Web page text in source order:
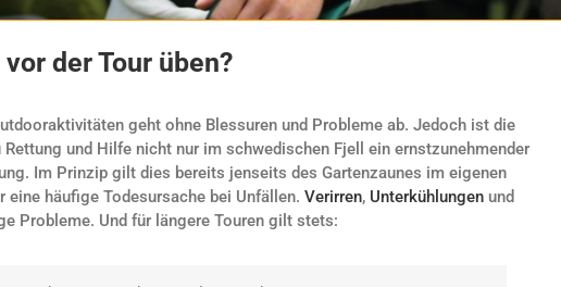
der Tour üben?
geht ohne Blessuren und Probleme ab. Jedoch ist die
und Hilfe nicht nur im schwedischen Fjell ein ernstzunehmender
Im Prinzip gilt dies bereits jenseits des Gartenzaunes im eigenen
häufige Todesursache bei Unfällen. Verirren, Unterkühlungenund
Probleme. Und für längere Touren gilt stets: